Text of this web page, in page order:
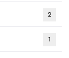
2
1